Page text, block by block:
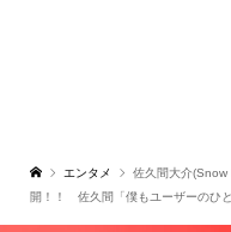
エンタメ
佐久間⼤介
開！！ 佐久間「僕もユーザーのひ